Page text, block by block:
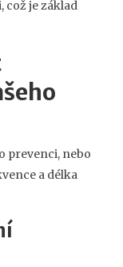
což je základ
prevenci, nebo
a délka